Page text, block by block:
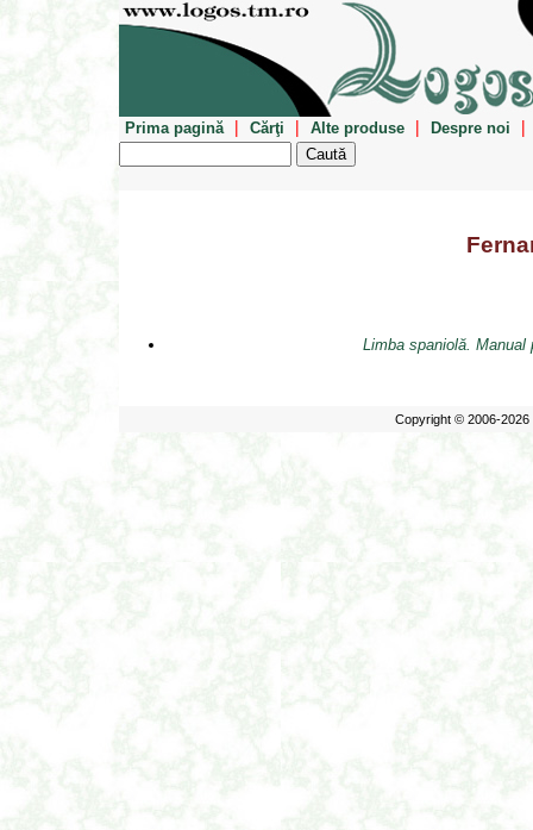
Prima pagină | Cărţi | Alte produse | Despre noi |
Limba spaniolă.
Copyright © 2006-2026